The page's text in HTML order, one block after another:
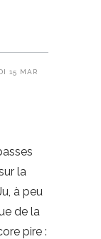
15 MAR
la
à peu
de la
pire :